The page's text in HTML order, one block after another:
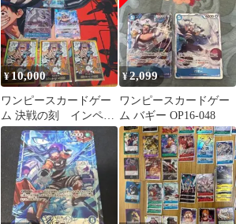
¥10,000
ワンピースカードゲー
ム 決戦の刻 インペル
ダウンパラレルセット
¥2,099
ワンピースカードゲー
ム バギー OP16-048